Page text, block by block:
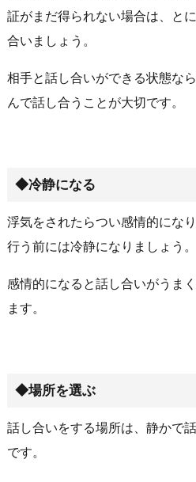
証がまだ得られない場合は、と
合いましょう。
相手と話し合いができる状態な
んで話し合うことが大切です。
◆冷静になる
浮気をされたらつい感情的にな
行う前には冷静になりましょう。
感情的になると話し合いがうま
ます。
◆場所を選ぶ
話し合いをする場所は、静かで
です。